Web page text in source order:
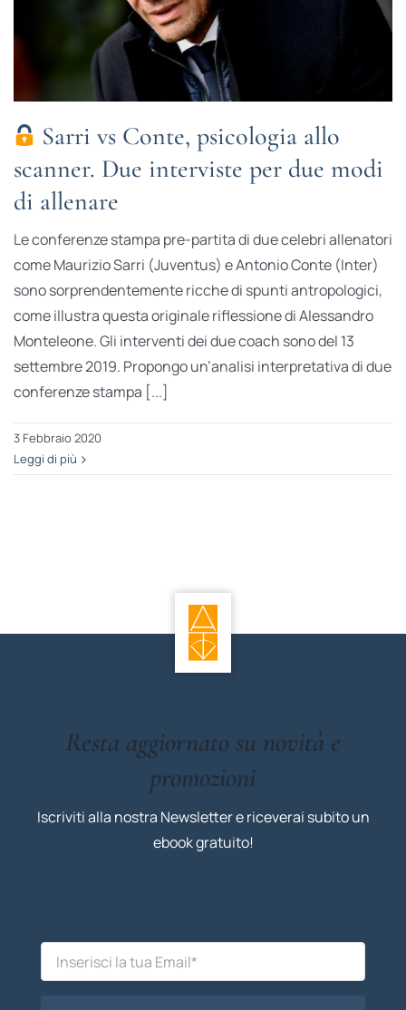
Sarri vs Conte, psicologia allo
scanner. Due interviste per due modi
di allenare
Le conferenze stampa pre-partita di due celebri allenatori
come Maurizio Sarri (Juventus) e Antonio Conte (Inter)
sono sorprendentemente ricche di spunti antropologici,
come illustra questa originale riflessione di Alessandro
Monteleone. Gli interventi dei due coach sono del 13
settembre 2019. Propongo un’analisi interpretativa di due
conferenze stampa [...]
3 Febbraio 2020
Leggi di più
Resta aggiornato su novità e
promozioni
Iscriviti alla nostra Newsletter e riceverai subito un
ebook gratuito!